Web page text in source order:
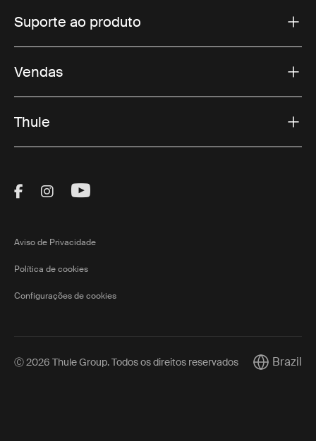
Suporte ao produto
Vendas
Thule
Visit Thule on Facebook (external link)
Visit Thule on Instagram (external link)
Visit Thule on Youtube (external
Aviso de Privacidade
Política de cookies
Configurações de cookies
Ⓒ 2026 Thule Group. Todos os direitos reservados Current
Brazil